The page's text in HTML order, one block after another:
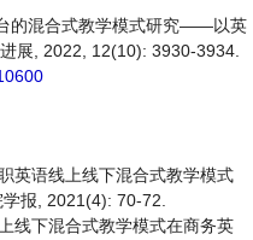
的混合式教学模式研究——以英
展, 2022, 12(10): 3930-3934.
英语线上线下混合式教学模式
报, 2021(4): 70-72.
线下混合式教学模式在商务英